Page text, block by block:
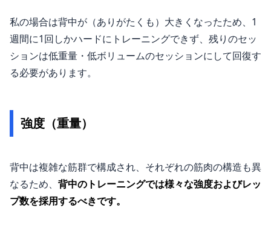
私の場合は背中が（ありがたくも）大きくなったため、1
週間に1回しかハードにトレーニングできず、残りのセッ
ションは低重量・低ボリュームのセッションにして回復す
る必要があります。
強度（重量）
背中は複雑な筋群で構成され、それぞれの筋肉の構造も異
なるため、 背中のトレーニングでは様々な強度およびレッ
プ数を採用するべきです。